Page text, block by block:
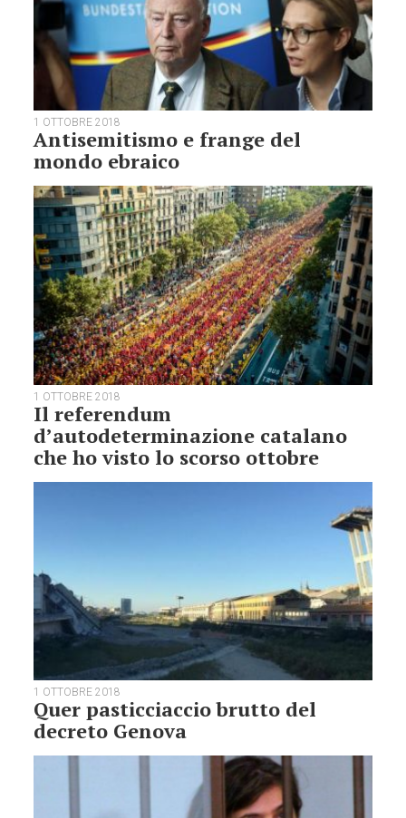
1 OTTOBRE 2018
Antisemitismo e frange del
mondo ebraico
1 OTTOBRE 2018
Il referendum
d’autodeterminazione catalano
che ho visto lo scorso ottobre
1 OTTOBRE 2018
Quer pasticciaccio brutto del
decreto Genova